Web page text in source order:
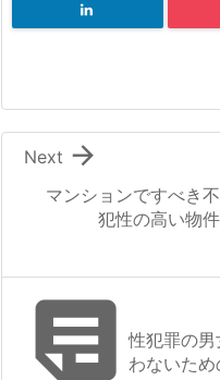
マンションですべき
犯性の高い物

Next
性犯罪の
わないため